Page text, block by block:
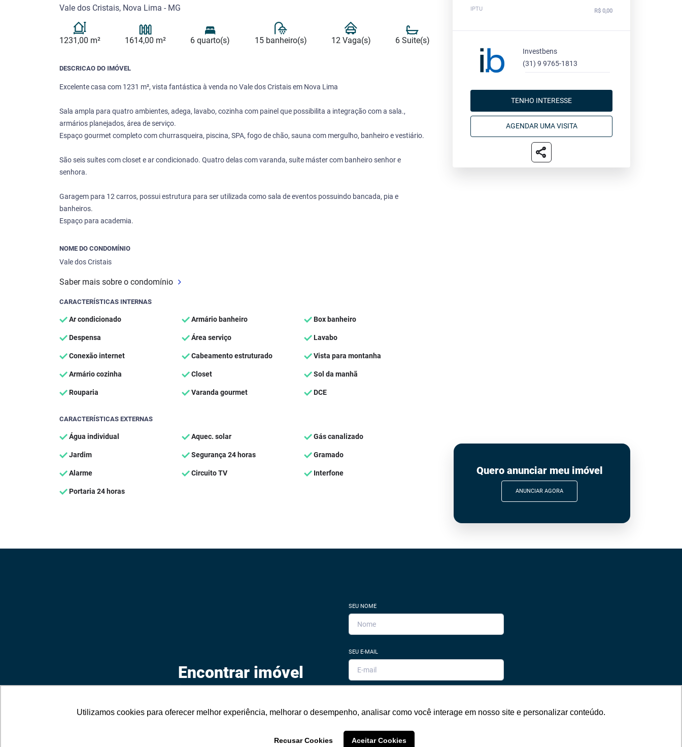
Utilizamos cookies para oferecer melhor experiência, melhorar o desempenho, analisar como você interage em nosso site e personalizar conteúdo.
Recusar Cookies Aceitar Cookies
Vale dos Cristais, Nova Lima - MG
1231,00 m² 1614,00 m² 6 quarto(s) 15 banheiro(s) 12 Vaga(s) 6 Suite(s)
DESCRICAO DO IMÓVEL
Excelente casa com 1231 m², vista fantástica à venda no Vale dos Cristais em Nova Lima
Sala ampla para quatro ambientes, adega, lavabo, cozinha com painel que possibilita a integração com a sala.,
armários planejados, área de serviço.
Espaço gourmet completo com churrasqueira, piscina, SPA, fogo de chão, sauna com mergulho, banheiro e vestiário.
São seis suítes com closet e ar condicionado. Quatro delas com varanda, suíte máster com banheiro senhor e
senhora.
Garagem para 12 carros, possui estrutura para ser utilizada como sala de eventos possuindo bancada, pia e
banheiros.
Espaço para academia.
NOME DO CONDOMÍNIO
Vale dos Cristais
Saber mais sobre o condomínio
CARACTERÍSTICAS INTERNAS
Ar condicionado Armário banheiro Box banheiro
Despensa Área serviço Lavabo
Conexão internet Cabeamento estruturado Vista para montanha
Armário cozinha Closet Sol da manhã
Rouparia Varanda gourmet DCE
CARACTERÍSTICAS EXTERNAS
Água individual Aquec. solar Gás canalizado
Jardim Segurança 24 horas Gramado
Alarme Circuito TV Interfone
Portaria 24 horas
IPTU
R$ 0,00
Investbens
(31) 9 9765-1813
TENHO INTERESSE
AGENDAR UMA VISITA
share
Quero anunciar meu imóvel
ANUNCIAR AGORA
Encontrar imóvel
ideal?
Não se preocupe. Deixe seu email e
SEU NOME
SEU E-MAIL